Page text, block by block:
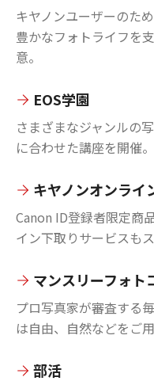
キヤノンユーザーのた
豊かなフォトライフを
意。
EOS学園
さまざまなジャンルの
に合わせた講座を開催。
キヤノンオンライ
Canon ID登録者限定商
イン下取りサービスもス
マンスリーフォト
プロ写真家が審査する
は自由、自然などをご用
部活